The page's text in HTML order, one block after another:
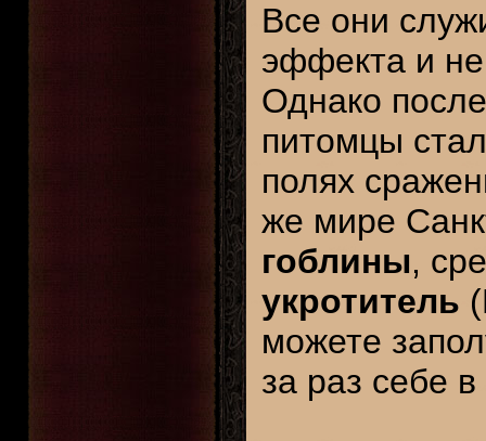
Все они
эффекта и
Однако
питомцы
полях
же мире
гоблины,
укротитель
можете
за раз себе